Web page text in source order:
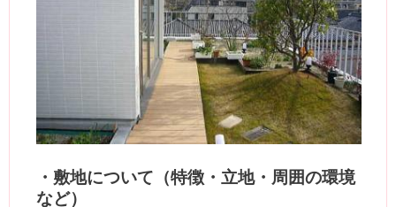
・敷地について（特徴・立地・周囲の環境
など）